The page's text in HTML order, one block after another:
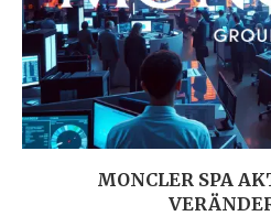
MONCLER SPA